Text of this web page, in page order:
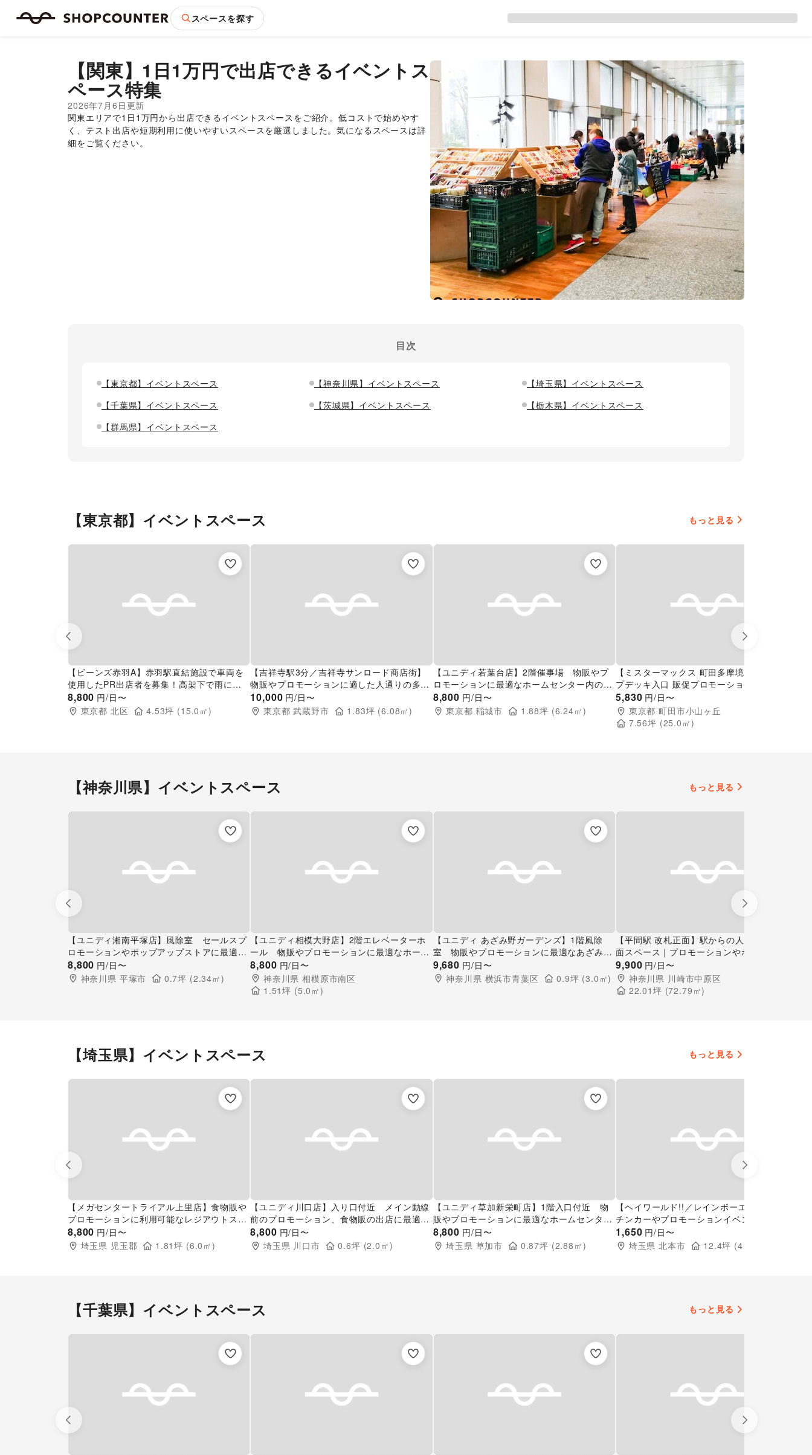
スペースを探す
【関東】1日1万円で出店できるイベントス
ペース特集
2026年7月6日更新
関東エリアで1日1万円から出店できるイベントスペースをご紹介。低コストで始めやす
く、テスト出店や短期利用に使いやすいスペースを厳選しました。気になるスペースは詳
細をご覧ください。
目次
【東京都】イベントスペース 【神奈川県】イベントスペース
【埼玉県】イベントスペース
【千葉県】イベントスペース
【茨城県】イベントスペース
【栃木県】イベントスペース
【群馬県】イベントスペース
【東京都】イベントスペース もっと見る
【ビーンズ赤羽A】赤羽駅直結施設で車両を
使用したPR出店者を募集！高架下で雨に濡
れずに出店可能
8,800 円/日〜
東京都 北区 4.53坪 (15.0 ㎡)
【吉祥寺駅3分／吉祥寺サンロード商店街】
物販やプロモーションに適した人通りの多い
吉祥寺サンロード商店街に面したイベントス
ペース
10,000 円/日〜
東京都 武蔵野市 1.83坪 (6.08㎡)
【ユニディ若葉台店】2階催事場 物販やプ
ロモーションに最適なホームセンター内の屋
内催事イベントスペース
8,800 円/日〜
東京都 稲城市 1.88坪 (6.24㎡)
【ミスターマックス 町田多摩境店】ヒルトッ
プデッキ入口 販促プロモーションや物販用途
に最適な総合ディスカウントストアの催事イ
ベントスペース
5,830 円/日〜
東京都 町田市小山ヶ丘
7.56坪 (25.0 ㎡)
Previous slide Next slide
【神奈川県】イベントスペース もっと見る
【ユニディ湘南平塚店】風除室 セールスプ
ロモーションやポップアップストアに最適な
ホームセンターの風除室を利用可能な催事イ
ベントスペース
8,800 円/日〜
神奈川県 平塚市 0.7坪 (2.34㎡)
【ユニディ相模大野店】2階エレベーターホ
ール 物販やプロモーションに最適なホーム
センター内エレベーター前の催事イベントス
ペース
8,800 円/日〜
神奈川県 相模原市南区
1.51坪 (5.0 ㎡)
【ユニディ あざみ野ガーデンズ】1階風除
室 物販やプロモーションに最適なあざみ野
ガーデンズ側入口付近の催事イベントスペー
ス
9,680 円/日〜
神奈川県 横浜市青葉区 0.9坪 (3.0 ㎡)
【平間駅 改札正面】駅からの人流が見える路
面スペース｜プロモーションやポップアップ
に最適
9,900 円/日〜
神奈川県 川崎市中原区
22.01 坪 (72.79 ㎡)
Previous slide Next slide
【埼玉県】イベントスペース もっと見る
【メガセンタートライアル上里店】食物販や
プロモーションに利用可能なレジアウトスペ
ース
8,800 円/日〜
埼玉県 児玉郡 1.81坪 (6.0 ㎡)
【ユニディ川口店】入り口付近 メイン動線
前のプロモーション、食物販の出店に最適な
催事イベントスペース
8,800 円/日〜
埼玉県 川口市 0.6坪 (2.0 ㎡)
【ユニディ草加新栄町店】1階入口付近 物
販やプロモーションに最適なホームセンター
内入口付近の催事イベントスペース
8,800 円/日〜
埼玉県 草加市 0.87坪 (2.88 ㎡)
【ヘイワールド!!／レインボーエリアA】キッ
チンカーやプロモーションイベントで利用可
能！メイン駐車場から館内入口に面した屋外
スペース
1,650 円/日〜
埼玉県 北本市 12.4坪 (41.0
Previous slide Next slide
【千葉県】イベントスペース もっと見る
Previous slide Next slide